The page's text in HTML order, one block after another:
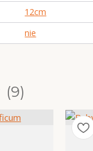
12cm
nie
9